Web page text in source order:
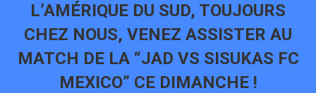
L’AMÉRIQUE DU SUD, TOUJOURS
CHEZ NOUS, VENEZ ASSISTER AU
MATCH DE LA “JAD VS SISUKAS FC
MEXICO” CE DIMANCHE !